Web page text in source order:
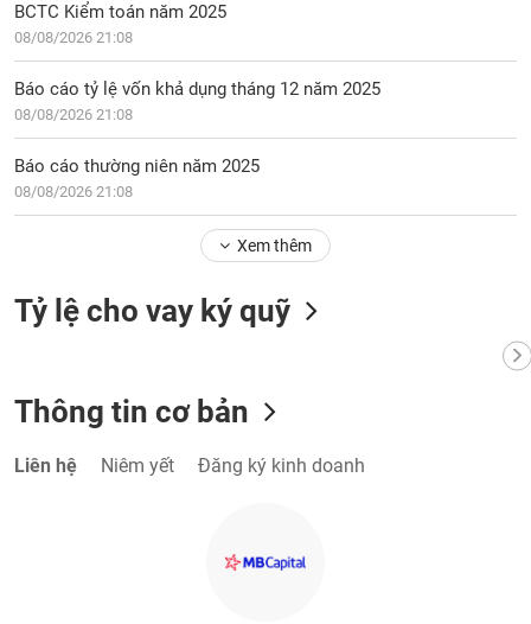
BCTC Kiểm toán năm 2025
08/08/2026 21:08
Báo cáo tỷ lệ vốn khả dụng tháng 12 năm 2025
08/08/2026 21:08
Báo cáo thường niên năm 2025
08/08/2026 21:08
Xem thêm
Tỷ lệ cho vay ký quỹ
Thông tin cơ bản
Liên hệ Niêm yết Đăng ký kinh doanh